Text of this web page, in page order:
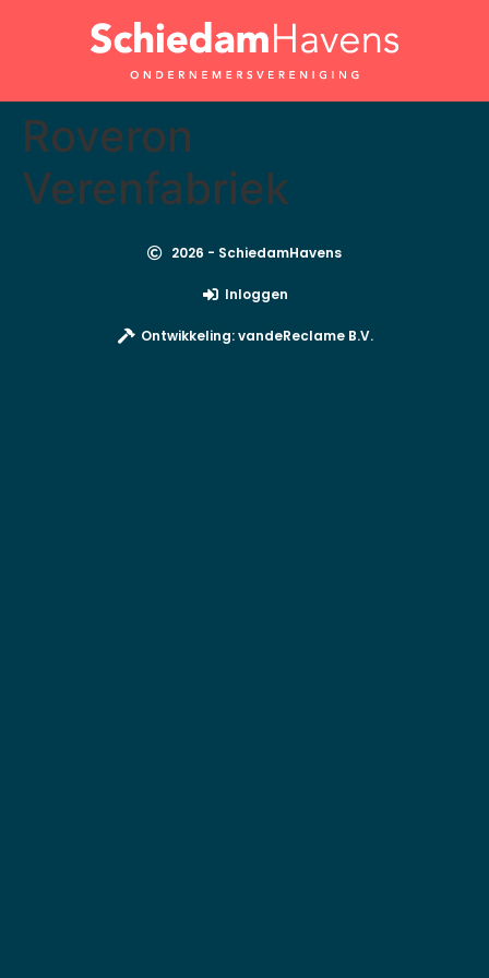
Roveron
Verenfabriek
2026 - SchiedamHavens
Inloggen
Ontwikkeling: vandeReclame B.V.